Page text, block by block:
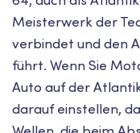
Meisterwerk der
verbindet und den
führt. Wenn Sie
Auto auf der
darauf einstellen,